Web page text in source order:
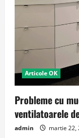
Articole OK
Probleme cu
ventilatoarele
admin martie 22,